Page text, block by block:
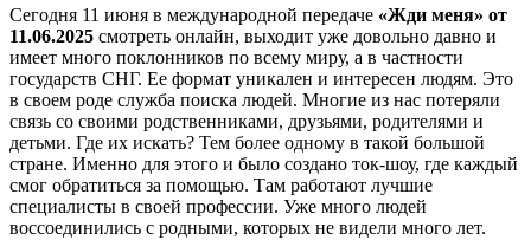
Сегодня 11 июня в международной передаче «Жди меня» от
11.06.2025 смотреть онлайн, выходит уже довольно давно и
имеет много поклонников по всему миру, а в частности
государств СНГ. Ее формат уникален и интересен людям. Это
в своем роде служба поиска людей. Многие из нас потеряли
связь со своими родственниками, друзьями, родителями и
детьми. Где их искать? Тем более одному в такой большой
стране. Именно для этого и было создано ток-шоу, где каждый
смог обратиться за помощью. Там работают лучшие
специалисты в своей профессии. Уже много людей
воссоединились с родными, которых не видели много лет.